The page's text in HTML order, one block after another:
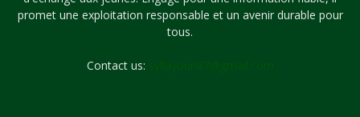
promet une exploitation responsable et un avenir durable pour
tous.
Contact us: